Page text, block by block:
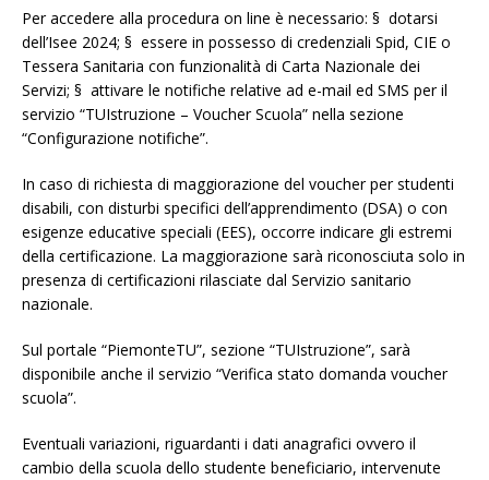
Per accedere alla procedura on line è necessario: § dotarsi
dell’Isee 2024; § essere in possesso di credenziali Spid, CIE o
Tessera Sanitaria con funzionalità di Carta Nazionale dei
Servizi; § attivare le notifiche relative ad e-mail ed SMS per il
servizio “TUIstruzione – Voucher Scuola” nella sezione
“Configurazione notifiche”.
In caso di richiesta di maggiorazione del voucher per studenti
disabili, con disturbi specifici dell’apprendimento (DSA) o con
esigenze educative speciali (EES), occorre indicare gli estremi
della certificazione. La maggiorazione sarà riconosciuta solo in
presenza di certificazioni rilasciate dal Servizio sanitario
nazionale.
Sul portale “PiemonteTU”, sezione “TUIstruzione”, sarà
disponibile anche il servizio “Verifica stato domanda voucher
scuola”.
Eventuali variazioni, riguardanti i dati anagrafici ovvero il
cambio della scuola dello studente beneficiario, intervenute